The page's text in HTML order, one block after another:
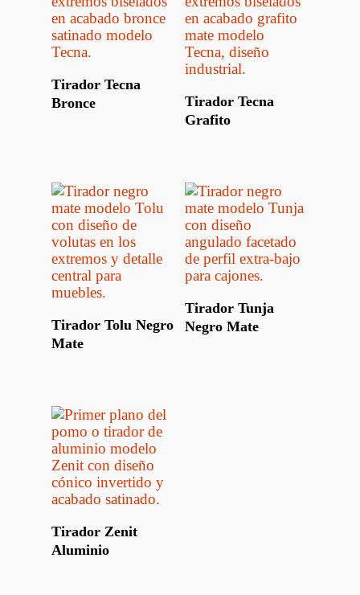
Leer Más
Tirador Tecna
Bronce
Leer Más
Tirador Tecna
Grafito
Leer Más
Tirador Tolu Negro
Mate
Leer Más
Tirador Tunja
Negro Mate
Leer Más
Tirador Zenit
Aluminio